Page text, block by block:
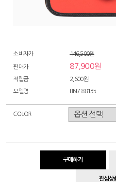
소비자가 146,500원
판매가 87,900원
적립금 2,600원
모델명 BN7-88135
COLOR
구매하기
관심상